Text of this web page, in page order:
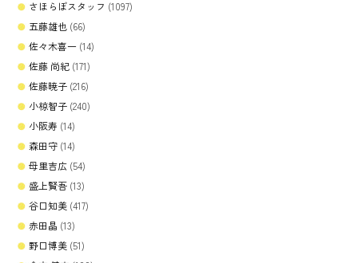
さほらぼスタッフ (1097)
五藤雄也 (66)
佐々木喜一 (14)
佐藤 尚紀 (171)
佐藤暁子 (216)
小椋智子 (240)
小阪寿 (14)
森田守 (14)
母里吉広 (54)
盛上賢吾 (13)
谷口知美 (417)
赤田晶 (13)
野口博美 (51)